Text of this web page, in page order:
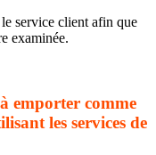
service client afin que
examinée.
emporter comme
les services de